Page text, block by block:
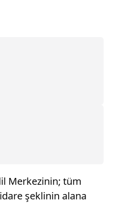
Merkezinin; tüm
şeklinin alana